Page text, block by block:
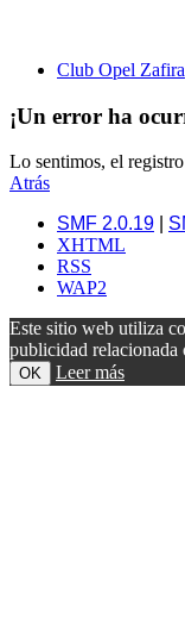
Club Opel Zafira
¡Un error ha
Lo sentimos, el
Atrás
SMF 2.0.19
XHTML
RSS
WAP2
Este sitio web utiliza
publicidad relacionada
OK Leer más